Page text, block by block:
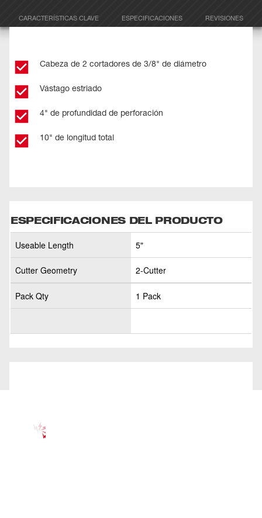
CARACTERÍSTICAS CLAVE ESPECIFICACIONES REVISIONES
Cabeza de 2 cortadores de 3/8" de diámetro
Vástago estriado
4" de profundidad de perforación
10" de longitud total
ESPECIFICACIONES DEL PRODUCTO
Useable Length 5"
Cutter Geometry 2-Cutter
Pack Qty 1 Pack